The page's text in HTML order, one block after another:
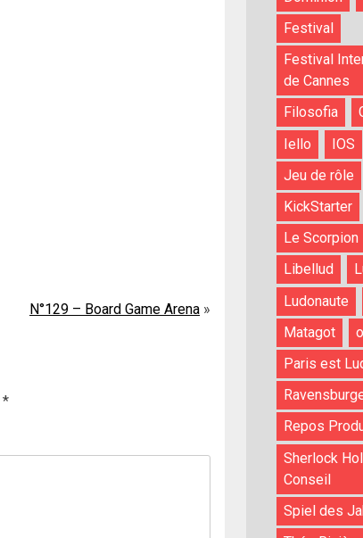
N°129 – Board Game Arena
*
Festival
Festival
de Cannes
Filosofia
Iello
IOS
Jeu de rôle
KickStarter
Le
Libellud
Ludonaute
Matagot
Paris est
Repos
Sherlock
Conseil
Spiel des